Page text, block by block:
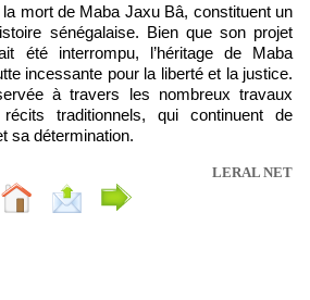
mort de Maba Jaxu Bâ, constituent un
sénégalaise. Bien que son projet
été interrompu, l’héritage de Maba
incessante pour la liberté et la justice.
à travers les nombreux travaux
traditionnels, qui continuent de
sa détermination.
LERAL NET